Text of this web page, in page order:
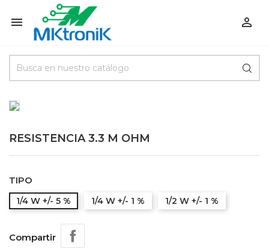
 
RESISTENCIA 3.3 M OHM
TIPO
1/4 W +/- 5 % 1/4 W +/- 1 % 1/2 W +/- 1 %
Compartir